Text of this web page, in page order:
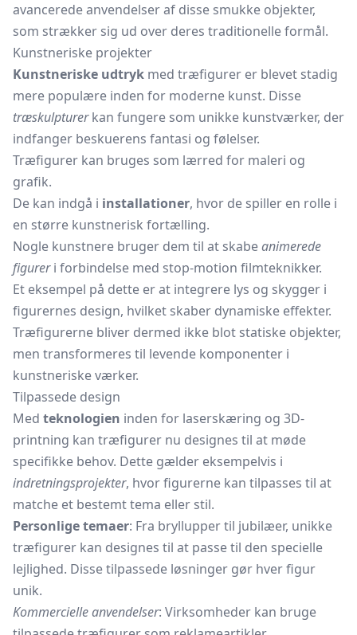
avancerede anvendelser af disse smukke objekter,
som strækker sig ud over deres traditionelle formål.
Kunstneriske projekter
Kunstneriske udtryk med træfigurer er blevet stadig
mere populære inden for moderne kunst. Disse
træskulpturerkan fungere som unikke kunstværker, der
indfanger beskuerens fantasi og følelser.
Træfigurer kan bruges som lærred for maleri og
grafik.
De kan indgå i installationer, hvor de spiller en rolle i
en større kunstnerisk fortælling.
Nogle kunstnere bruger dem til at skabeanimerede
figureri forbindelse med stop-motion filmteknikker.
Et eksempel på dette er at integrere lys og skygger i
figurernes design, hvilket skaber dynamiske effekter.
Træfigurerne bliver dermed ikke blot statiske objekter,
men transformeres til levende komponenter i
kunstneriske værker.
Tilpassede design
Med teknologien inden for laserskæring og 3D-
printning kan træfigurer nu designes til at møde
specifikke behov. Dette gælder eksempelvis i
indretningsprojekter, hvor figurerne kan tilpasses til at
matche et bestemt tema eller stil.
Personlige temaer: Fra bryllupper til jubilæer, unikke
træfigurer kan designes til at passe til den specielle
lejlighed. Disse tilpassede løsninger gør hver figur
unik.
Kommercielle anvendelser: Virksomheder kan bruge